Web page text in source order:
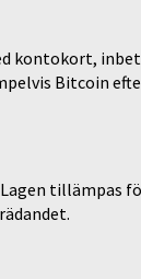
kontokort,
Bitcoin
tillämpas